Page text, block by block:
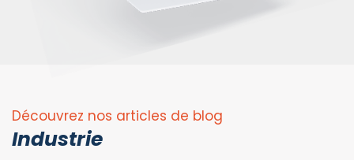
Découvrez nos articles de blog
Industrie